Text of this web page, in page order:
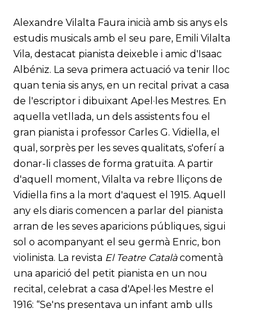
Alexandre Vilalta Faura inicià amb sis anys els
estudis musicals amb el seu pare, Emili Vilalta
Vila, destacat pianista deixeble i amic d'Isaac
Albéniz. La seva primera actuació va tenir lloc
quan tenia sis anys, en un recital privat a casa
de l'escriptor i dibuixant Apel·les Mestres. En
aquella vetllada, un dels assistents fou el
gran pianista i professor Carles G. Vidiella, el
qual, sorprès per les seves qualitats, s'oferí a
donar-li classes de forma gratuïta. A partir
d'aquell moment, Vilalta va rebre lliçons de
Vidiella fins a la mort d'aquest el 1915. Aquell
any els diaris comencen a parlar del pianista
arran de les seves aparicions públiques, sigui
sol o acompanyant el seu germà Enric, bon
violinista. La revista El Teatre Catalàcomentà
una aparició del petit pianista en un nou
recital, celebrat a casa d'Apel·les Mestre el
1916: “Se'ns presentava un infant amb ulls